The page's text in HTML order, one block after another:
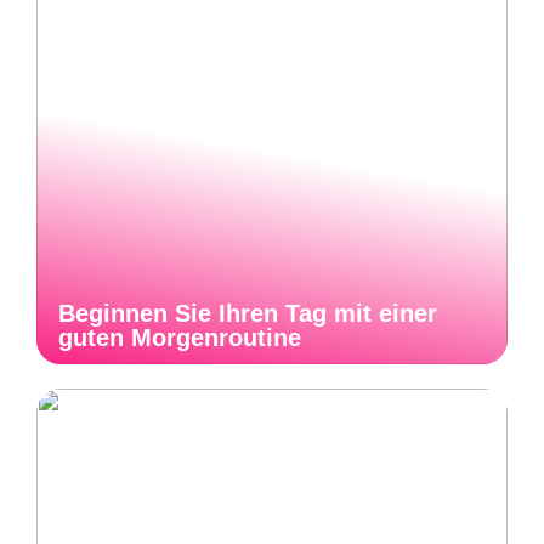
Beginnen Sie Ihren Tag mit einer
guten Morgenroutine